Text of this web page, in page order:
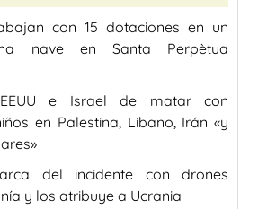
con 15 dotaciones en un
nave en Santa Perpètua
e Israel de matar con
en Palestina, Líbano, Irán «y
del incidente con drones
y los atribuye a Ucrania